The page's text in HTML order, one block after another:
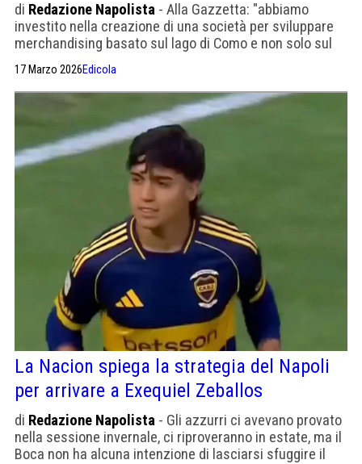
di Redazione Napolista - Alla Gazzetta: "abbiamo
investito nella creazione di una società per sviluppare
merchandising basato sul lago di Como e non solo sul
calcio del Como: birra, abbigliamento, campi estivi, tour
operator"
17 Marzo 2026Edicola
La Nacion spiega la strategia del Napoli
per arrivare a Exequiel Zeballos
di Redazione Napolista - Gli azzurri ci avevano provato
nella sessione invernale, ci riproveranno in estate, ma il
Boca non ha alcuna intenzione di lasciarsi sfuggire il